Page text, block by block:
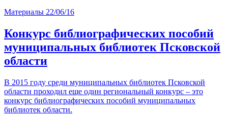
Материалы 22/06/16
Конкурс библиографических пособий
муниципальных библиотек Псковской
области
В 2015 году среди муниципальных библиотек Псковской
области проходил еще один региональный конкурс – это
конкурс библиографических пособий муниципальных
библиотек области.